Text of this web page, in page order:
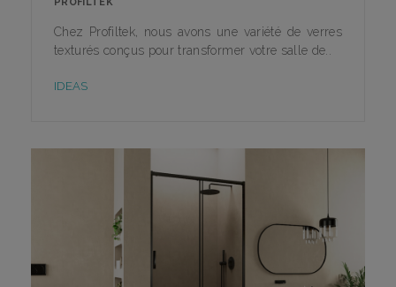
Chez Profiltek, nous avons une variété de verres
texturés conçus pour transformer votre salle de..
IDEAS